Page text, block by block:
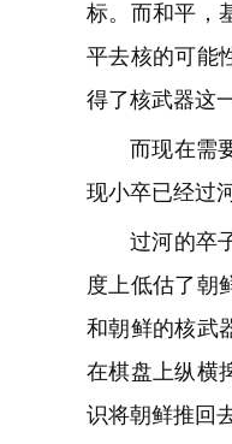
标。而和平，
平去核的可能
得了核武器这
而现在需
现小卒已经过
过河的卒
度上低估了朝
和朝鲜的核武
在棋盘上纵横
识将朝鲜推回去